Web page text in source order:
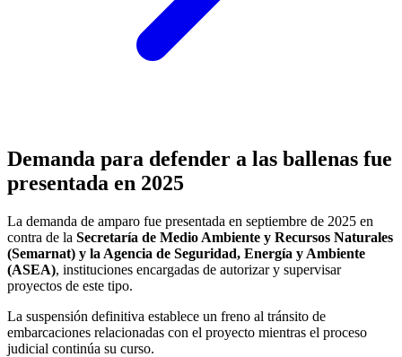
Demanda para defender a las ballenas fue
presentada en 2025
La demanda de amparo fue presentada en septiembre de 2025 en
contra de la Secretaría de Medio Ambiente y Recursos Naturales
(Semarnat) y la Agencia de Seguridad, Energía y Ambiente
(ASEA), instituciones encargadas de autorizar y supervisar
proyectos de este tipo.
La suspensión definitiva establece un freno al tránsito de
embarcaciones relacionadas con el proyecto mientras el proceso
judicial continúa su curso.